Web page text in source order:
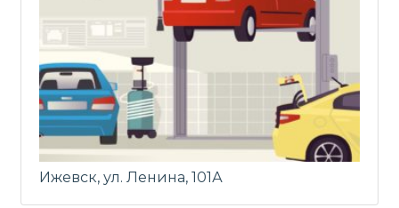
Ижевск, ул. Ленина, 101А